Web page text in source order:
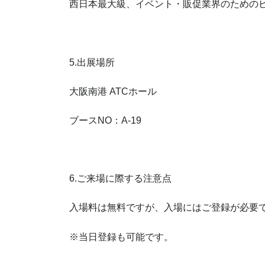
西日本最大級、イベント・販促業界のための
5.出展場所
大阪南港 ATCホール
ブースNO：A-19
6.ご来場に際する注意点
入場料は無料ですが、入場にはご登録が必要
※当日登録も可能です。